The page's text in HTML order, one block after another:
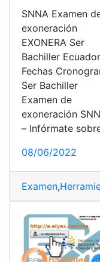
SNNA Examen
exoneración
EXONERA Ser
Bachiller Ecuador
Fechas
Ser Bachiller
Examen de
exoneración
– Infórmate
08/06/2022
Examen,